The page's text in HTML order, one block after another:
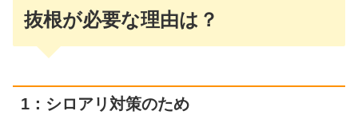
抜根が必要な理由は？
1：シロアリ対策のため